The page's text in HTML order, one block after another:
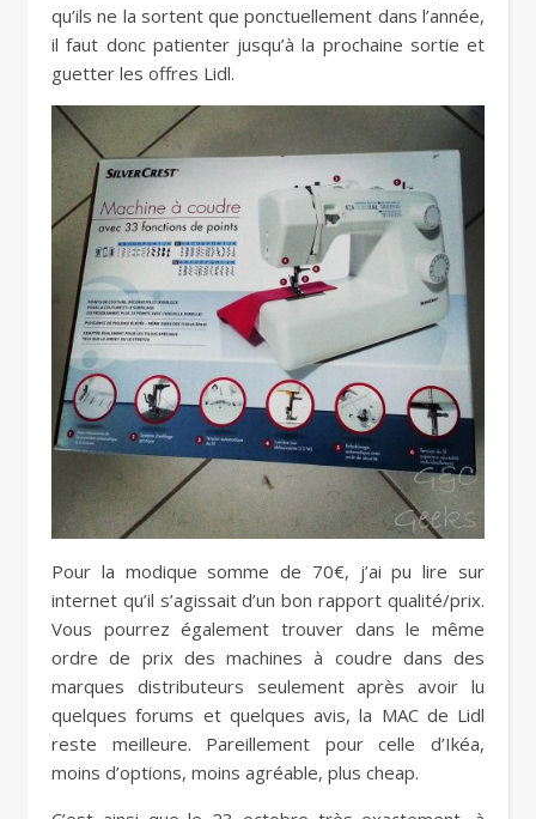
qu’ils ne la sortent que ponctuellement dans l’année,
il faut donc patienter jusqu’à la prochaine sortie et
guetter les offres Lidl.
Pour la modique somme de 70€, j’ai pu lire sur
internet qu’il s’agissait d’un bon rapport qualité/prix.
Vous pourrez également trouver dans le même
ordre de prix des machines à coudre dans des
marques distributeurs seulement après avoir lu
quelques forums et quelques avis, la MAC de Lidl
reste meilleure. Pareillement pour celle d’Ikéa,
moins d’options, moins agréable, plus cheap.